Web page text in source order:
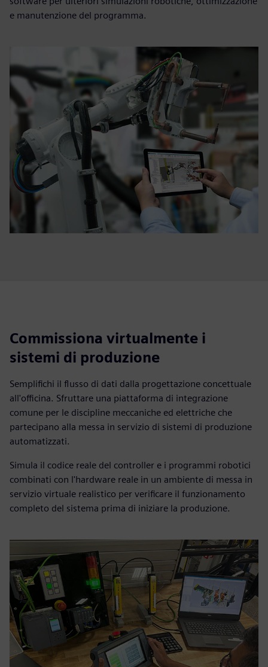
e manutenzione del programma.
Commissiona virtualmente i
sistemi di produzione
Semplifichi il flusso di dati dalla progettazione concettuale
all'officina. Sfruttare una piattaforma di integrazione
comune per le discipline meccaniche ed elettriche che
partecipano alla messa in servizio di sistemi di produzione
automatizzati.
Simula il codice reale del controller e i programmi robotici
combinati con l'hardware reale in un ambiente di messa in
servizio virtuale realistico per verificare il funzionamento
completo del sistema prima di iniziare la produzione.